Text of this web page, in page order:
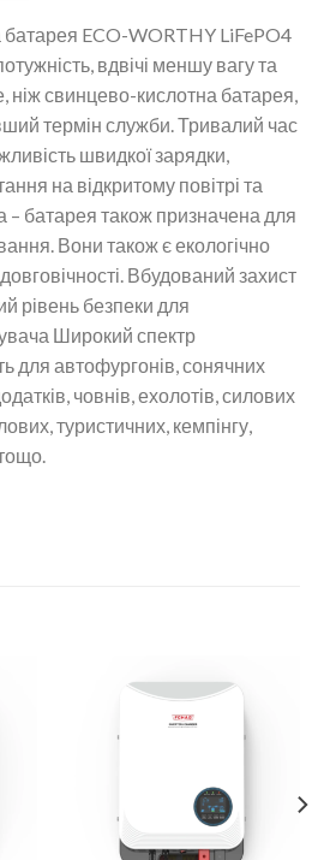
батарея ECO-WORTHY LiFePO4
вдвічі меншу вагу та
ніж свинцево-кислотна батарея,
термін служби. Тривалий час
швидкої зарядки,
на відкритому повітрі та
– батарея також призначена для
Вони також є екологічно
Вбудований захист
рівень безпеки для
Широкий спектр
для автофургонів, сонячних
човнів, ехолотів, силових
туристичних, кемпінгу,